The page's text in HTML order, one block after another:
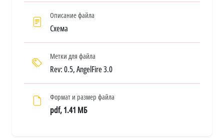
Описание файла
Схема
Метки для файла
Rev: 0.5, AngelFire 3.0
Формат и размер файла
pdf, 1.41 МБ